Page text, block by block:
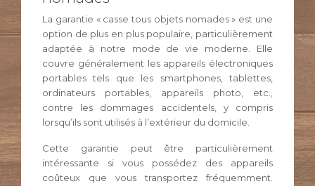
La garantie « casse tous objets nomades » est une
option de plus en plus populaire, particulièrement
adaptée à notre mode de vie moderne. Elle
couvre généralement les appareils électroniques
portables tels que les smartphones, tablettes,
ordinateurs portables, appareils photo, etc.,
contre les dommages accidentels, y compris
lorsqu’ils sont utilisés à l’extérieur du domicile.
Cette garantie peut être particulièrement
intéressante si vous possédez des appareils
coûteux que vous transportez fréquemment.